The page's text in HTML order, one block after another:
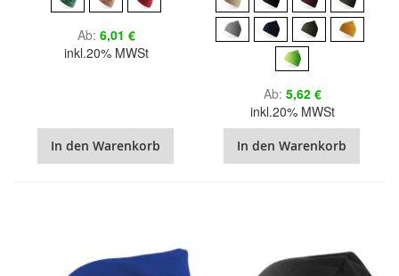
Ab 6,01 €
inkl.20% MWSt
In den Warenkorb
Ab 5,62 €
inkl.20% MWSt
In den Warenkorb